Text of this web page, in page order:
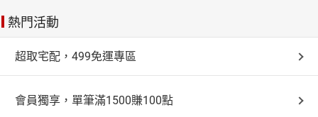
熱門活動
超取宅配，499免運專區
會員獨享，單筆滿1500賺100點